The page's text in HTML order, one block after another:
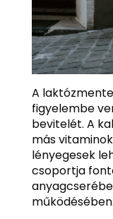
A
figyelembe
bevitelét. A
más
lényegesek
csoportja
működésében.